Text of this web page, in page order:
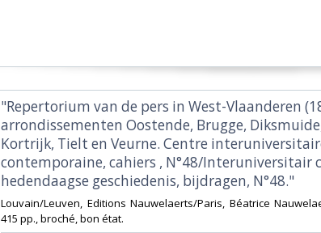
‎"Repertorium van de pers in West-Vlaanderen
arrondissementen Oostende, Brugge,
Kortrijk, Tielt en Veurne. Centre
contemporaine, cahiers , N°48/Interuniversitair
hedendaagse geschiedenis, bijdragen, N°48."‎
‎Louvain/Leuven, Editions Nauwelaerts/Paris, Béatrice
415 pp., broché, bon état.‎